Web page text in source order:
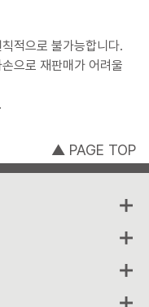
적으로 불가능합니다.
으로 재판매가 어려울
▲ PAGE TOP